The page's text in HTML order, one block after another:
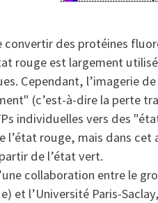
convertir des protéines
rouge est largement
Cependant, l’imagerie
(c’est-à-dire la perte
individuelles vers des
l’état rouge, mais dans cet
de l’état vert.
collaboration entre le
et l’Université Paris-